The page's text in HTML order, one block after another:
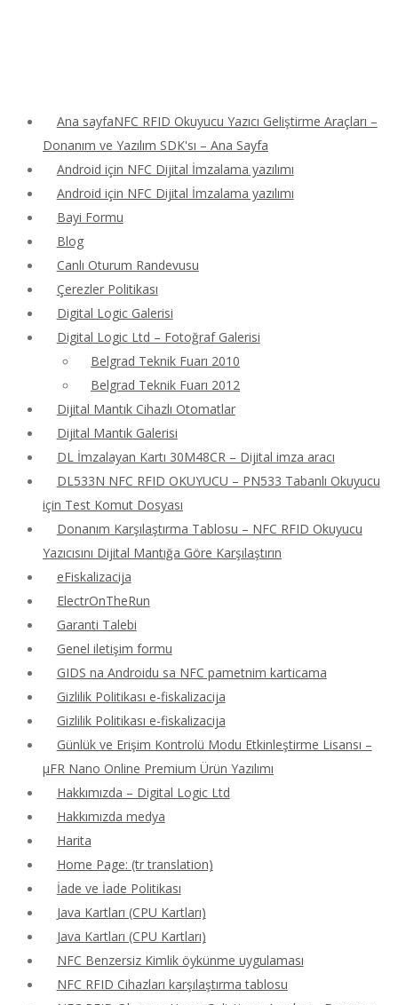
Ana sayfaNFC RFID Okuyucu Yazıcı Geliştirme Araçları –
Donanım ve Yazılım SDK'sı – Ana Sayfa
Android için NFC Dijital İmzalama yazılımı
Android için NFC Dijital İmzalama yazılımı
Bayi Formu
Blog
Canlı Oturum Randevusu
Çerezler Politikası
Digital Logic Galerisi
Digital Logic Ltd – Fotoğraf Galerisi
Belgrad Teknik Fuarı 2010
Belgrad Teknik Fuarı 2012
Dijital Mantık Cihazlı Otomatlar
Dijital Mantık Galerisi
DL İmzalayan Kartı 30M48CR – Dijital imza aracı
DL533N NFC RFID OKUYUCU – PN533 Tabanlı Okuyucu
için Test Komut Dosyası
Donanım Karşılaştırma Tablosu – NFC RFID Okuyucu
Yazıcısını Dijital Mantığa Göre Karşılaştırın
eFiskalizacija
ElectrOnTheRun
Garanti Talebi
Genel iletişim formu
GIDS na Androidu sa NFC pametnim karticama
Gizlilik Politikası e-fiskalizacija
Gizlilik Politikası e-fiskalizacija
Günlük ve Erişim Kontrolü Modu Etkinleştirme Lisansı –
μFR Nano Online Premium Ürün Yazılımı
Hakkımızda – Digital Logic Ltd
Hakkımızda medya
Harita
Home Page: (tr translation)
İade ve İade Politikası
Java Kartları (CPU Kartları)
Java Kartları (CPU Kartları)
NFC Benzersiz Kimlik öykünme uygulaması
NFC RFID Cihazları karşılaştırma tablosu